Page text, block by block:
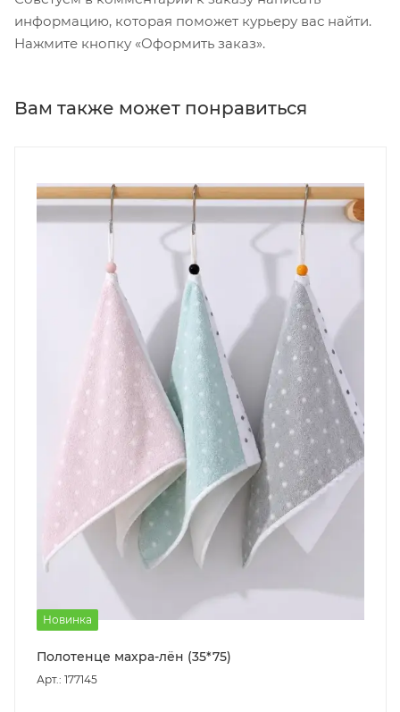
информацию, которая поможет курьеру вас найти.
Нажмите кнопку «Оформить заказ».
Вам также может понравиться
Новинка
Полотенце махра-лён (35*75)
Арт.: 177145